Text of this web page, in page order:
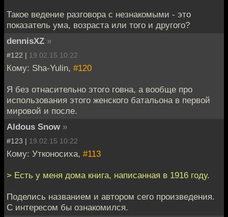
Такое ведение разговора с незнакомыми - это
показатель ума, возраста или того и другого?
dennisXZ »
#122 | 19.02.15 10:22
Кому: Sha-Yulin, #120
Я без отнасительно этого говна, а вообще про
использования этого женского батальона в первой
мировой и после.
Aldous Snow »
#123 | 19.02.15 10:22
Кому: Утконосиха, #113
> Есть у меня дома книга, написанная в 1916 году.
Поделись названием и автором сего произведения.
С интересом бы ознакомился.